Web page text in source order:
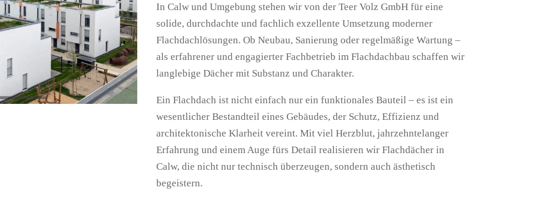
In Calw und Umgebung stehen wir von der Teer Volz GmbH für eine
solide, durchdachte und fachlich exzellente Umsetzung moderner
Flachdachlösungen. Ob Neubau, Sanierung oder regelmäßige Wartung –
als erfahrener und engagierter Fachbetrieb im Flachdachbau schaffen wir
langlebige Dächer mit Substanz und Charakter.
Ein Flachdach ist nicht einfach nur ein funktionales Bauteil – es ist ein
wesentlicher Bestandteil eines Gebäudes, der Schutz, Effizienz und
architektonische Klarheit vereint. Mit viel Herzblut, jahrzehntelanger
Erfahrung und einem Auge fürs Detail realisieren wir Flachdächer in
Calw, die nicht nur technisch überzeugen, sondern auch ästhetisch
begeistern.